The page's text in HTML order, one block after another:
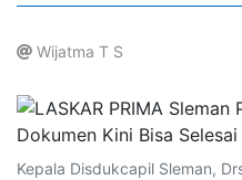
Wijatma T S
Kepala Disdukcapil Sleman,